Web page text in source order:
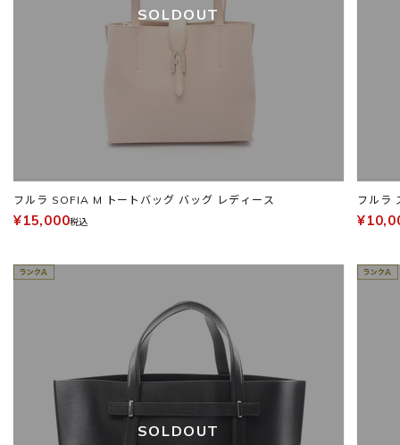
SOLDOUT
フルラ SOFIA M トートバッグ バッグ レディース
¥15,000税込
フルラ
SOLDOUT